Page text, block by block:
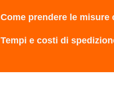
Come prendere le misure
Tempi e costi di